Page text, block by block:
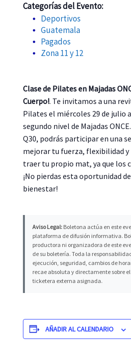
Categorías del Evento:
Deportivos
Guatemala
Pagados
Zona 11 y 12
Clase de Pilates en Majadas
Cuerpo!. Te invitamos a una
Pilates el miércoles 29 de julio
segundo nivel de Majadas
Q30, podrás participar en una
mejorar tu fuerza, flexibilidad y
traer tu propio mat, ya que los
¡No pierdas esta oportunidad
bienestar!
Aviso Legal: Boletona actúa en este
plataforma de difusión informativa.
productora ni organizadora de este
de su boletería. Toda la
ejecución, seguridad, cambios de
recae absoluta y directamente sobre
ticketera externa asignada.
AÑADIR AL CALENDARIO